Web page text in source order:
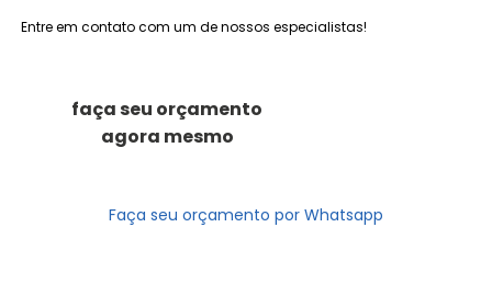
Entre em contato com um de nossos especialistas!
faça seu orçamento
agora mesmo
Faça seu orçamento por Whatsapp